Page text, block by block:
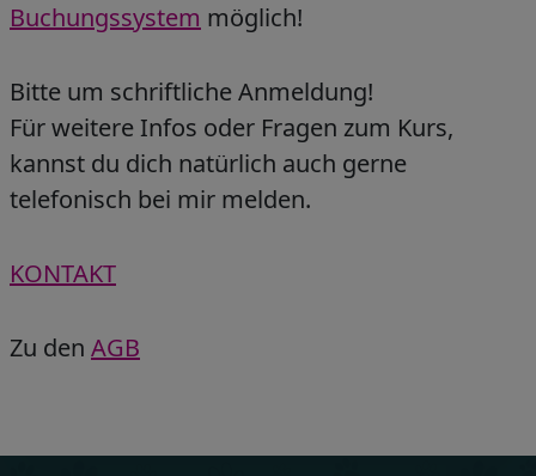
Buchungssystem möglich!
Bitte um schriftliche Anmeldung!
Für weitere Infos oder Fragen zum Kurs,
kannst du dich natürlich auch gerne
telefonisch bei mir melden.
KONTAKT
Zu den AGB